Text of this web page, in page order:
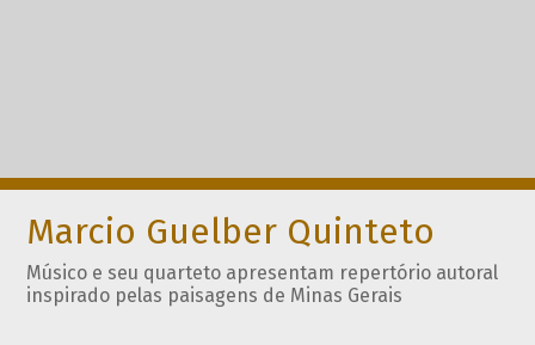
Marcio Guelber Quinteto
Músico e seu quarteto apresentam repertório autoral
inspirado pelas paisagens de Minas Gerais